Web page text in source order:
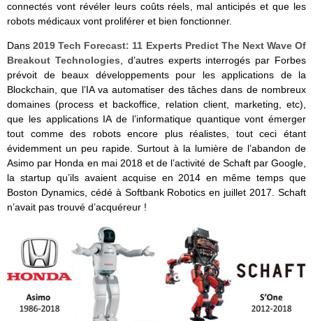
connectés vont révéler leurs coûts réels, mal anticipés et que les
robots médicaux vont proliférer et bien fonctionner.
Dans2019 Tech Forecast: 11 Experts Predict The Next Wave Of
Breakout Technologies , d’autres experts interrogés par Forbes
prévoit de beaux développements pour les applications de la
Blockchain, que l’IA va automatiser des tâches dans de nombreux
domaines (process et backoffice, relation client, marketing, etc),
que les applications IA de l’informatique quantique vont émerger
tout comme des robots encore plus réalistes, tout ceci étant
évidemment un peu rapide. Surtout à la lumière de l’abandon de
Asimo par Honda en mai 2018 et de l’activité de Schaft par Google,
la startup qu’ils avaient acquise en 2014 en même temps que
Boston Dynamics, cédé à Softbank Robotics en juillet 2017. Schaft
n’avait pas trouvé d’acquéreur !